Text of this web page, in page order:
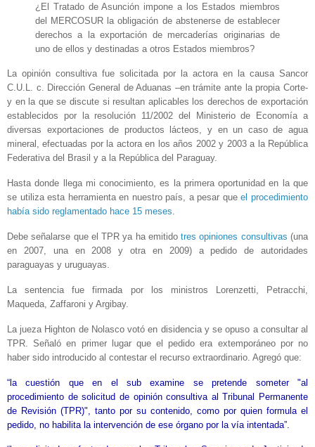
¿El Tratado de Asunción impone a los Estados miembros
del MERCOSUR la obligación de abstenerse de establecer
derechos a la exportación de mercaderías originarias de
uno de ellos y destinadas a otros Estados miembros?
La opinión consultiva fue solicitada por la actora en la causa Sancor
C.U.L. c. Dirección General de Aduanas –en trámite ante la propia Corte-
y en la que se discute si resultan aplicables los derechos de exportación
establecidos por la resolución 11/2002 del Ministerio de Economía a
diversas exportaciones de productos lácteos, y en un caso de agua
mineral, efectuadas por la actora en los años 2002 y 2003 a la República
Federativa del Brasil y a la República del Paraguay.
Hasta donde llega mi conocimiento, es la primera oportunidad en la que
se utiliza esta herramienta en nuestro país, a pesar queel procedimiento
había sido reglamentado hace 15 meses.
Debe señalarse que el TPR ya ha emitidotres opiniones consultivas (una
en 2007, una en 2008 y otra en 2009) a pedido de autoridades
paraguayas y uruguayas.
La sentencia fue firmada por los ministros Lorenzetti, Petracchi,
Maqueda, Zaffaroni y Argibay.
La jueza Highton de Nolasco votó en disidencia y se opuso a consultar al
TPR. Señaló en primer lugar que el pedido era extemporáneo por no
haber sido introducido al contestar el recurso extraordinario. Agregó que:
“la cuestión que en el sub examine se pretende someter "al
procedimiento de solicitud de opinión consultiva al Tribunal Permanente
de Revisión (TPR)", tanto por su contenido, como por quien formula el
pedido, no habilita la intervención de ese órgano por la vía intentada”.